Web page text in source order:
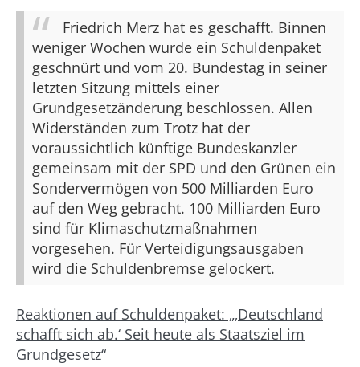
Friedrich Merz hat es geschafft. Binnen
weniger Wochen wurde ein Schuldenpaket
geschnürt und vom 20. Bundestag in seiner
letzten Sitzung mittels einer
Grundgesetzänderung beschlossen. Allen
Widerständen zum Trotz hat der
voraussichtlich künftige Bundeskanzler
gemeinsam mit der SPD und den Grünen ein
Sondervermögen von 500 Milliarden Euro
auf den Weg gebracht. 100 Milliarden Euro
sind für Klimaschutzmaßnahmen
vorgesehen. Für Verteidigungsausgaben
wird die Schuldenbremse gelockert.
Reaktionen auf Schuldenpaket: „‚Deutschland
schafft sich ab.‘ Seit heute als Staatsziel im
Grundgesetz“